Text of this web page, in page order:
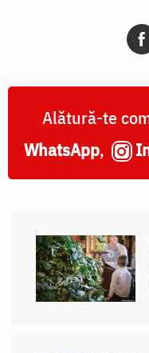
Alătură-te
WhatsApp,